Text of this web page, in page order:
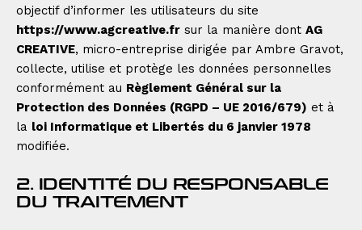
objectif d’informer les utilisateurs du site
https://www.agcreative.fr sur la manière dont AG
CREATIVE, micro-entreprise dirigée par Ambre Gravot,
collecte, utilise et protège les données personnelles
conformément au Règlement Général sur la
Protection des Données (RGPD – UE 2016/679) et à
la loi Informatique et Libertés du 6 janvier 1978
modifiée.
2. IDENTITÉ DU RESPONSABLE
DU TRAITEMENT